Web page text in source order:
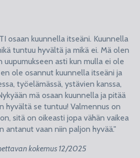
osaan kuunnella itseäni. Kuunnella
tuntuu hyvältä ja mikä ei. Mä olen
asti kun mulla ei ole
ole osannut kuunnella itseäni ja
työelämässä, ystävien kanssa,
mä osaan kuunnella ja pitää
hyvältä se tuntuu! Valmennus on
sitä on oikeasti jopa vähän vaikea
antanut vaan niin paljon hyvää."
kokemus 12/2025